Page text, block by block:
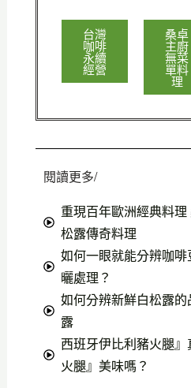
台灣
咖啡
永續
經營
桑卓
主廚
無菜
單料
理
閱讀更多/
重現百年歐洲經典料
松露傳奇料理
如何一眼就能分辨咖
曬處理？
如何分辨新鮮白松露
露
西班牙伊比利豬火腿
火腿』美味嗎？